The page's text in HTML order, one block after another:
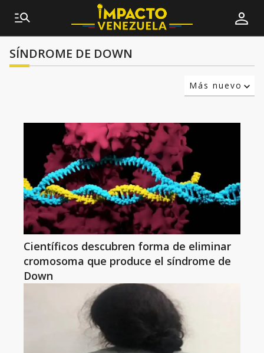
SÍNDROME DE DOWN
Más nuevo
Científicos descubren forma de eliminar
cromosoma que produce el síndrome de
Down